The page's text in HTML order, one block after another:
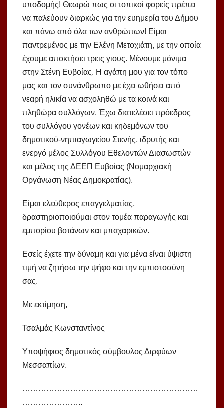
υποδομής! Θεωρώ πως οι τοπικοί φορείς πρέπει
να παλεύουν διαρκώς για την ευημερία του Δήμου
και πάνω από όλα των ανθρώπων! Είμαι
παντρεμένος με την Ελένη Μετοχιάτη, με την οποία
έχουμε αποκτήσει τρεις γιους. Μένουμε μόνιμα
στην Στένη Ευβοίας. Η αγάπη μου για τον τόπο
μας και τον συνάνθρωπο με έχει ωθήσει από
νεαρή ηλικία να ασχοληθώ με τα κοινά και
πληθώρα συλλόγων. Έχω διατελέσει πρόεδρος
του συλλόγου γονέων και κηδεμόνων του
δημοτικού-νηπιαγωγείου Στενής, ιδρυτής και
ενεργό μέλος Συλλόγου Εθελοντών Διασωστών
και μέλος της ΔΕΕΠ Ευβοίας (Νομαρχιακή
Οργάνωση Νέας Δημοκρατίας).
Είμαι ελεύθερος επαγγελματίας,
δραστηριοποιούμαι στον τομέα παραγωγής και
εμπορίου βοτάνων και μπαχαρικών.
Εσείς έχετε την δύναμη και για μένα είναι ύψιστη
τιμή να ζητήσω την ψήφο και την εμπιστοσύνη
σας.
Με εκτίμηση,
Τσαλμάς Κωνσταντίνος
Υποψήφιος δημοτικός σύμβουλος Διρφύων
Μεσσαπίων.
…………………………………………………………
…………………..